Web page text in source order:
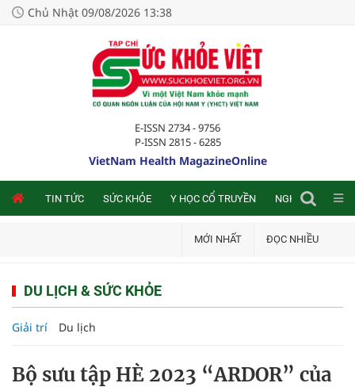
Chủ Nhật 09/08/2026 13:38
E-ISSN 2734 - 9756
P-ISSN 2815 - 6285
VietNam Health MagazineOnline
TIN TỨC SỨC KHỎE Y HỌC CỔ TRUYỀN NGHIÊN CỨU
MỚI NHẤT ĐỌC NHIỀU
DU LỊCH & SỨC KHỎE
Giải trí Du lịch
Bộ sưu tập HÈ 2023 “ARDOR” của